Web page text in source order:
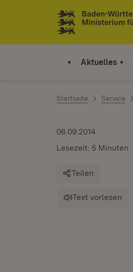
Zum Inhalt springen
Link zur Startseite
Aktuelles
Startseite Service
06.09.2014
Lesezeit: 5 Minuten
Teilen
Text vorlesen